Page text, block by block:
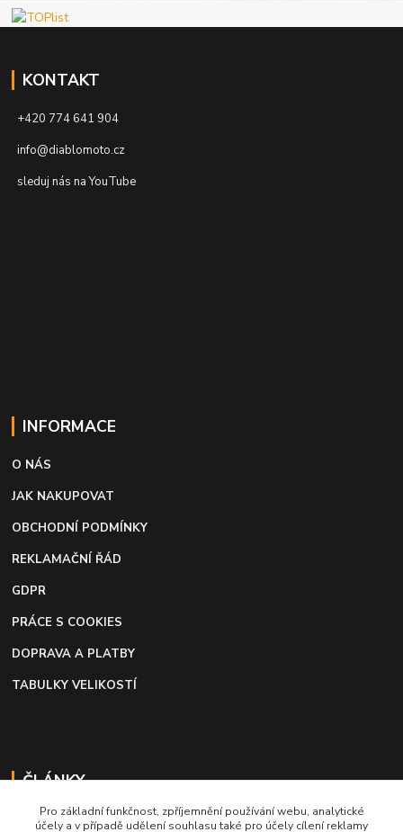
KONTAKT
+420 774 641 904
info@diablomoto.cz
sleduj nás na YouTube
INFORMACE
O NÁS
JAK NAKUPOVAT
OBCHODNÍ PODMÍNKY
REKLAMAČNÍ ŘÁD
GDPR
PRÁCE S COOKIES
DOPRAVA A PLATBY
TABULKY VELIKOSTÍ
ČLÁNKY
Profi lepidlo na boty a kůži
Pro základní funkčnost, zpříjemnění používání webu, analytické
účely a v případě udělení souhlasu také pro účely cílení reklamy